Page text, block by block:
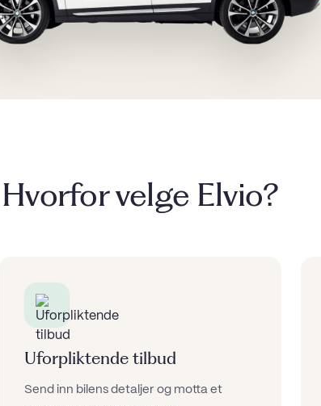
Hvorfor velge Elvio?
Uforpliktende tilbud
Send inn bilens detaljer og motta et